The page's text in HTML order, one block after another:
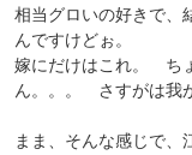
相当グロいの好きで
んですけどぉ。
嫁にだけはこれ。 ち
ん。。。 さすがは我
まま、そんな感じで、